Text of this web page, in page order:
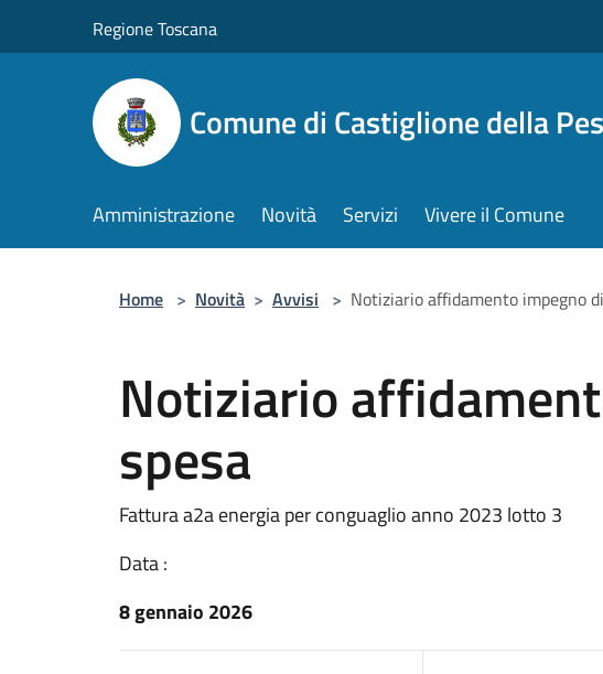
Regione Toscana
Comune di Castiglione della
Amministrazione Novità Servizi Vivere il Comune
Home > Novità > Avvisi > Notiziario affidamento impegno
Notiziario
spesa
Fattura a2a energia per conguaglio anno 2023 lotto 3
Data :
8 gennaio 2026